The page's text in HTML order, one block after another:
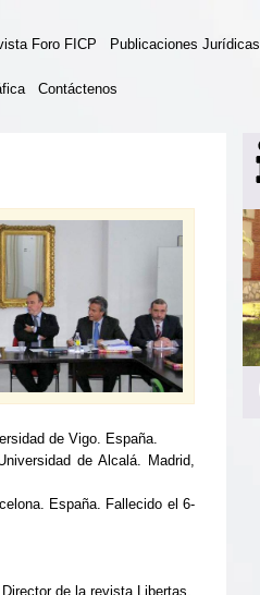
Foro FICP Publicaciones Jurídicas
Contáctenos
de Vigo. España.
de Alcalá. Madrid,
España. Fallecido el 6-
de la revista Libertas.